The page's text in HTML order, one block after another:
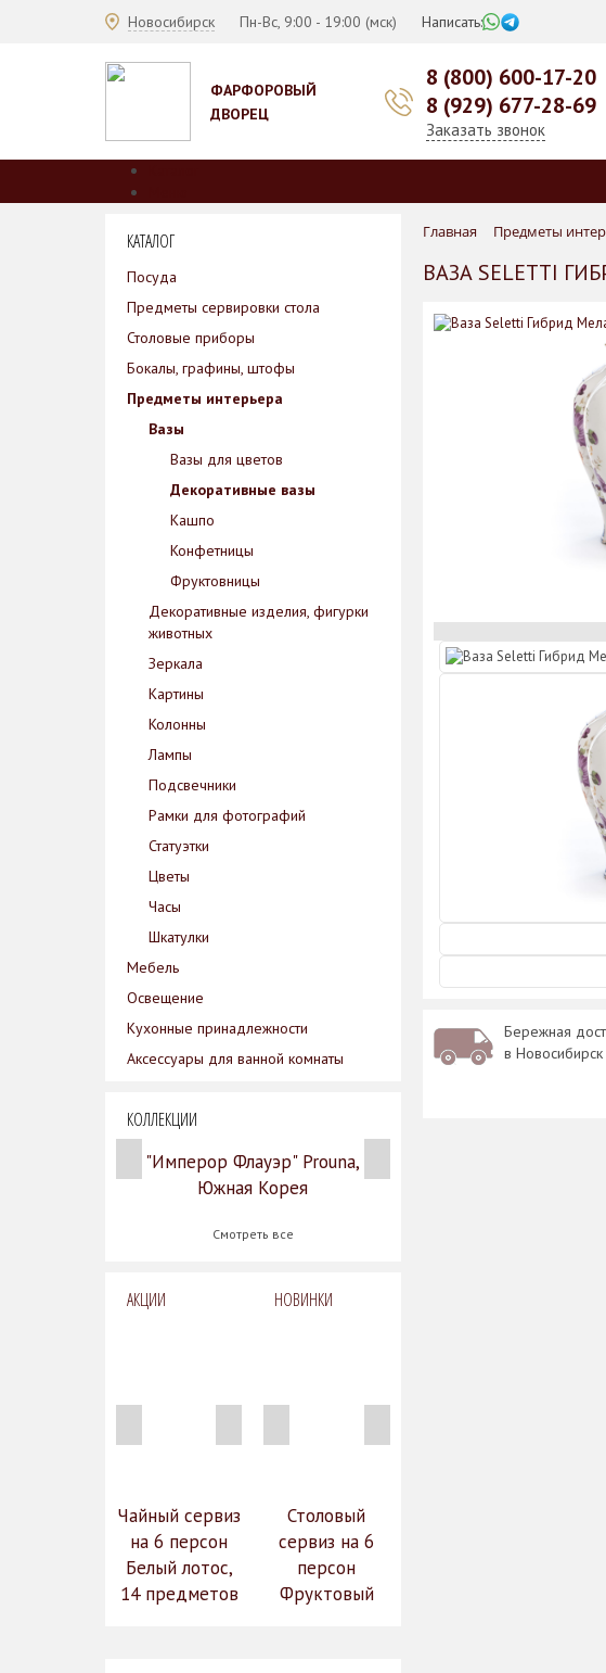
Новосибирск Пн-Вс, 9:00 - 19:00 (мск) Написать:
ФАРФОРОВЫЙ
ДВОРЕЦ
8 (800) 600-17-20
8 (929) 677-28-69
Заказать звонок
Производители
Скидки
Оплата
Доставка
Контакты
Главная Предметы
ВАЗА SELETTI
Бережная
в Новосибирск
КАТАЛОГ
Посуда
Предметы сервировки стола
Столовые приборы
Бокалы, графины, штофы
Предметы интерьера
Вазы
Вазы для цветов
Декоративные вазы
Кашпо
Конфетницы
Фруктовницы
Декоративные изделия, фигурки
животных
Зеркала
Картины
Колонны
Лампы
Подсвечники
Рамки для фотографий
Статуэтки
Цветы
Часы
Шкатулки
Мебель
Освещение
Кухонные принадлежности
Аксессуары для ванной комнаты
КОЛЛЕКЦИИ
"Имперор Флауэр" Prouna,
Южная Корея
Смотреть все
АКЦИИ
Чайный сервиз
на 6 персон
Белый лотос,
14 предметов
НОВИНКИ
Столовый
сервиз на 6
персон
Фруктовый